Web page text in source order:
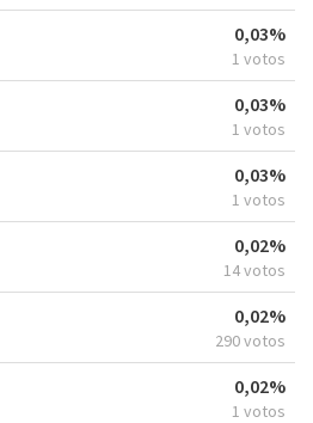
0,03%
1 votos
0,03%
1 votos
0,03%
1 votos
0,02%
14 votos
0,02%
290 votos
0,02%
1 votos